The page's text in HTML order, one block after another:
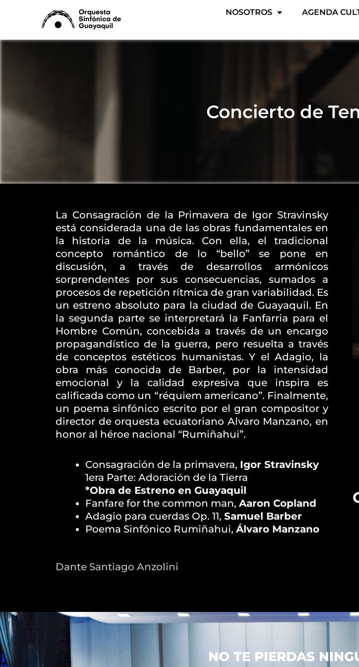
NOSOTROS AGENDA
Concierto de
La Consagración de la Primavera de Igor Stravinsky
está considerada una de las obras fundamentales en
la historia de la música. Con ella, el tradicional
concepto romántico de lo “bello” se pone en
discusión, a través de desarrollos armónicos
sorprendentes por sus consecuencias, sumados a
procesos de repetición rítmica de gran variabilidad. Es
un estreno absoluto para la ciudad de Guayaquil. En
la segunda parte se interpretará la Fanfarria para el
Hombre Común, concebida a través de un encargo
propagandístico de la guerra, pero resuelta a través
de conceptos estéticos humanistas. Y el Adagio, la
obra más conocida de Barber, por la intensidad
emocional y la calidad expresiva que inspira es
calificada como un “réquiem americano”. Finalmente,
un poema sinfónico escrito por el gran compositor y
director de orquesta ecuatoriano Alvaro Manzano, en
honor al héroe nacional “Rumiñahui”.
Consagración de la primavera, Igor Stravinsky
1era Parte: Adoración de la Tierra
*Obra de Estreno en Guayaquil
Fanfare for the common man, Aaron Copland
Adagio para cuerdas Op. 11, Samuel Barber
Poema Sinfónico Rumiñahui, Álvaro Manzano
Dante Santiago Anzolini
NO TE PIERDAS